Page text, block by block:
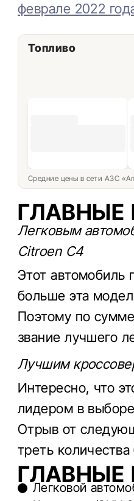
феврале 2022
Топливо
Средние цены в сети АЗС
Легковым
Citroen C4
Этот
больше эта
Поэтому по
звание лучшего
Лучшим
Интересно, что
лидером в
Отрыв от
треть количества
Легковой